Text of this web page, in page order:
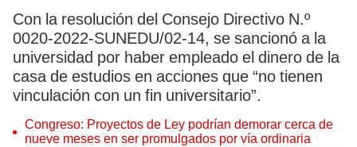
Con la resolución del Consejo Directivo N.º
0020-2022-SUNEDU/02-14, se sancionó a la
universidad por haber empleado el dinero de la
casa de estudios en acciones que “no tienen
vinculación con un fin universitario”.
Congreso: Proyectos de Ley podrían demorar cerca de
nueve meses en ser promulgados por vía ordinaria